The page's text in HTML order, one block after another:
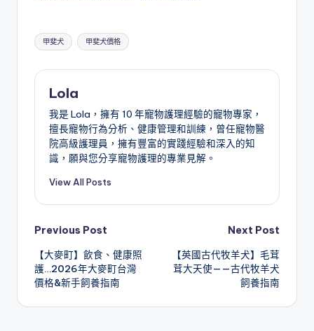
Tags:
甲斐犬 甲斐犬價格
Lola
我是 Lola，擁有 10 年寵物護理經驗的寵物專家，
擅長寵物行為分析、健康管理和訓練，曾任寵物醫
院高級護理員，擁有豐富的實踐經驗和深入的知
識，願與您分享寵物護理的專業見解。
View All Posts
Post
navigation
Previous Post
【大麥町】飲食、健康照
護…2026年大麥町台灣
價格&新手飼養指南
Next Post
【英國古代牧羊犬】毛茸
茸大天使——古代牧羊犬
飼養指南